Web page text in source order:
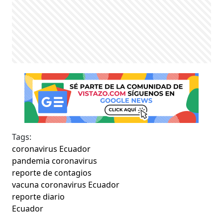
Tags:
coronavirus Ecuador
pandemia coronavirus
reporte de contagios
vacuna coronavirus Ecuador
reporte diario
Ecuador